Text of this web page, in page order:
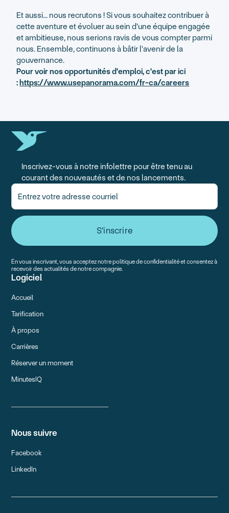
Et aussi... nous recrutons ! Si vous souhaitez contribuer à
cette aventure et évoluer au sein d'une équipe engagée
et ambitieuse, nous serions ravis de vous compter parmi
nous. Ensemble, continuons à bâtir l'avenir de la
gouvernance.
Pour voir nos opportunités d'emploi, c'est par ici
: https://www.usepanorama.com/fr-ca/careers
Inscrivez-vous à notre infolettre pour être tenu au
courant des nouveautés et de nos lancements.
En vous inscrivant, vous acceptez notre politique de confidentialité et consentez à
recevoir des actualités de notre compagnie.
Logiciel
Accueil
Tarification
À propos
Carrières
Réserver un moment
MinutesIQ
Nous suivre
Facebook
LinkedIn